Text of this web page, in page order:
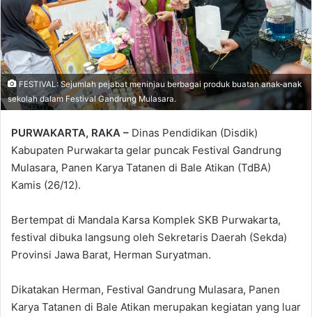
FESTIVAL: Sejumlah pejabat meninjau berbagai produk buatan anak-anak
sekolah dalam Festival Gandrung Mulasara.
PURWAKARTA, RAKA – Dinas Pendidikan (Disdik)
Kabupaten Purwakarta gelar puncak Festival Gandrung
Mulasara, Panen Karya Tatanen di Bale Atikan (TdBA)
Kamis (26/12).
Bertempat di Mandala Karsa Komplek SKB Purwakarta,
festival dibuka langsung oleh Sekretaris Daerah (Sekda)
Provinsi Jawa Barat, Herman Suryatman.
Dikatakan Herman, Festival Gandrung Mulasara, Panen
Karya Tatanen di Bale Atikan merupakan kegiatan yang luar